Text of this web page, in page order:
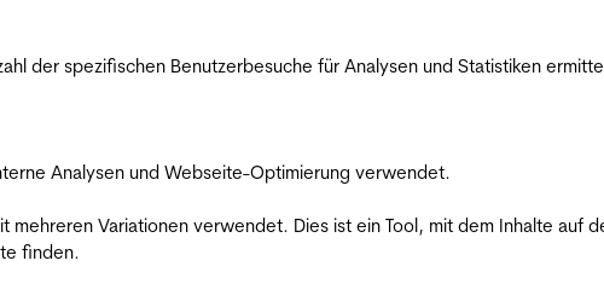
der spezifischen Benutzerbesuche für Analysen und Statistiken
Analysen und Webseite-Optimierung verwendet.
Variationen verwendet. Dies ist ein Tool, mit dem Inhalte auf
finden.